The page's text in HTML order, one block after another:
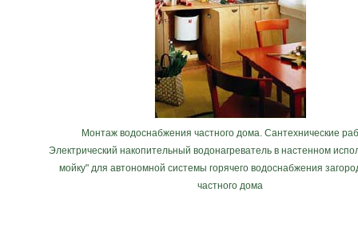
Монтаж водоснабжения частного дома. Сантехнические
Электрический накопительный водонагреватель в настенном
мойку" для автономной системы горячего водоснабжения
частного дома